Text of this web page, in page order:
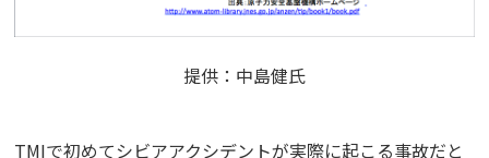
提供：中島健氏
TMIで初めてシビアアクシデントが実際に起こる事故だと